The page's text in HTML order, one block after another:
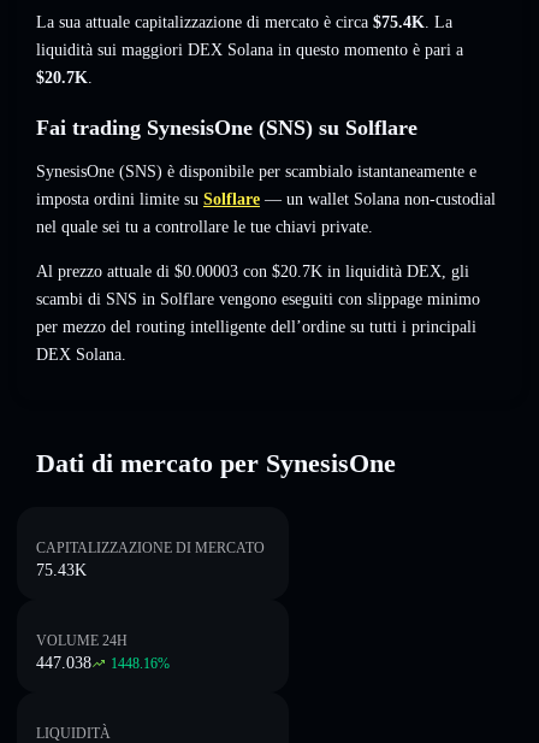
La sua attuale capitalizzazione di mercato è circa $75.4K. La
liquidità sui maggiori DEX Solana in questo momento è pari a
$20.7K.
Fai trading SynesisOne (SNS) su Solflare
SynesisOne (SNS) è disponibile per scambialo istantaneamente e
imposta ordini limite su Solflare — un wallet Solana non-custodial
nel quale sei tu a controllare le tue chiavi private.
Al prezzo attuale di $0.00003 con $20.7K in liquidità DEX, gli
scambi di SNS in Solflare vengono eseguiti con slippage minimo
per mezzo del routing intelligente dell’ordine su tutti i principali
DEX Solana.
Dati di mercato per SynesisOne
CAPITALIZZAZIONE DI MERCATO
75.43K
VOLUME 24H
447.038 1448.16%
LIQUIDITÀ